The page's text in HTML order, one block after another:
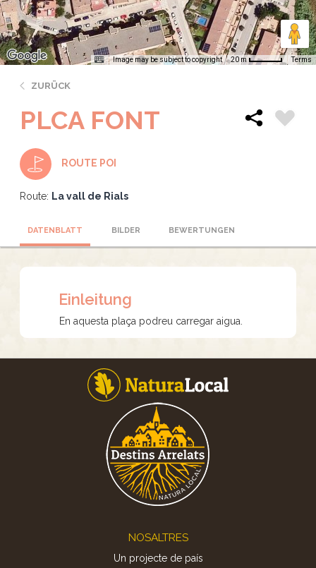
Image may be subject to copyright 20 m Terms
ZURÜCK
PLCA FONT
ROUTE POI
Route: La vall de Rials
DATENBLATT BILDER BEWERTUNGEN
Einleitung
En aquesta plaça podreu carregar aigua.
NOSALTRES
Un projecte de país